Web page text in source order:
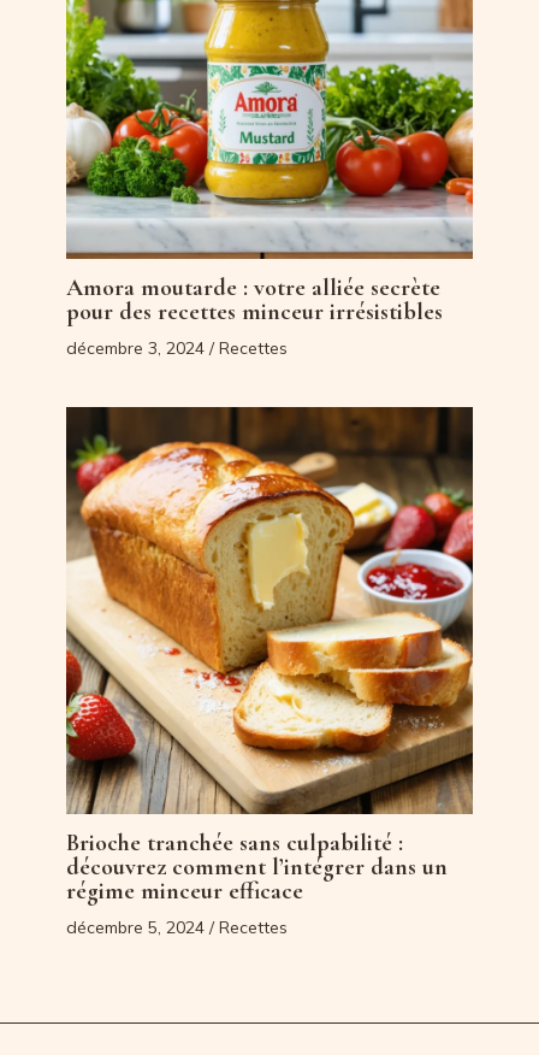
Amora moutarde : votre alliée secrète
pour des recettes minceur irrésistibles
décembre 3, 2024 /Recettes
Brioche tranchée sans culpabilité :
découvrez comment l’intégrer dans un
régime minceur efficace
décembre 5, 2024 /Recettes